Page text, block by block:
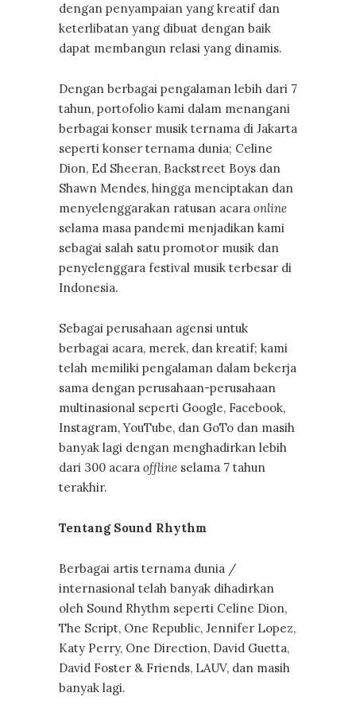
dengan penyampaian yang kreatif dan
keterlibatan yang dibuat dengan baik
dapat membangun relasi yang dinamis.
Dengan berbagai pengalaman lebih dari 7
tahun, portofolio kami dalam menangani
berbagai konser musik ternama di Jakarta
seperti konser ternama dunia; Celine
Dion, Ed Sheeran, Backstreet Boys dan
Shawn Mendes, hingga menciptakan dan
menyelenggarakan ratusan acara online
selama masa pandemi menjadikan kami
sebagai salah satu promotor musik dan
penyelenggara festival musik terbesar di
Indonesia.
Sebagai perusahaan agensi untuk
berbagai acara, merek, dan kreatif; kami
telah memiliki pengalaman dalam bekerja
sama dengan perusahaan-perusahaan
multinasional seperti Google, Facebook,
Instagram, YouTube, dan GoTo dan masih
banyak lagi dengan menghadirkan lebih
dari 300 acara offline selama 7 tahun
terakhir.
Tentang Sound Rhythm
Berbagai artis ternama dunia /
internasional telah banyak dihadirkan
oleh Sound Rhythm seperti Celine Dion,
The Script, One Republic, Jennifer Lopez,
Katy Perry, One Direction, David Guetta,
David Foster & Friends, LAUV, dan masih
banyak lagi.